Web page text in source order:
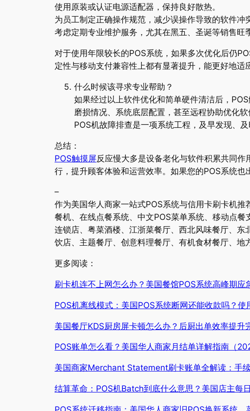
使用原装或认证电源适配器，保持良好散热。
为员工制定正确操作规范，减少误操作导致的软件冲
考虑定期专业维护服务，尤其在黑五、圣诞等销售旺
对于使用年限较长的POS系统，如果多次优化后仍
定性与移动支付兼容性上都有显著提升，能更好地适
什么时候该寻求专业帮助？
如果经过以上软件优化和简单硬件清洁后，
磨损情况、系统底层配置，甚至远程协助优化
POS机故障排查是一项系统工程，及早发现、
总结：
POS触摸屏反应慢大多是设备老化与软件积累共同
行，提升顾客体验和运营效率。如果您的POS系统
–
作为美国华人商家一站式POS系统与信用卡刷卡机
餐机、在线点餐系统、中文POS菜单系统、移动点
连锁店、粤菜酒楼、江浙菜餐厅、西北风味餐厅、
饮店、主题餐厅、创意料理餐厅、有机食材餐厅、地
更多阅读：
刷卡机连不上网怎么办？美国餐馆POS系统高峰期应
POS机离线模式：美国POS系统断网还能收款吗？使
美国餐厅KDS厨房屏卡顿怎么办？后厨出单效率提升
POS账单怎么看？美国华人商家月结单详解指南（
美国商家Merchant Statement刷卡账单全解读：手
结算革命：POS机Batch到底什么意思？美国店主每